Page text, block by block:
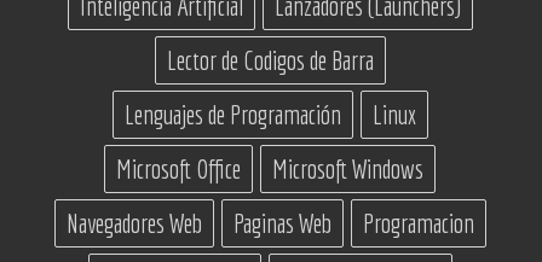
Inteligencia Artificial
Lanzadores (Launchers)
Lector de Codigos de Barra
Lenguajes de Programación
Linux
Microsoft Office
Microsoft Windows
Navegadores Web
Paginas Web
Programacion